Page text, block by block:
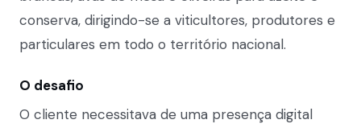
conserva, dirigindo-se a viticultores, produtores e
particulares em todo o território nacional.
O desafio
O cliente necessitava de uma presença digital